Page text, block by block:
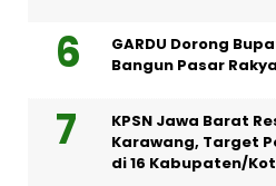
GARDU Dorong
Bangun Pasar
KPSN Jawa Barat
Karawang, Target
di 16 Kabupaten/